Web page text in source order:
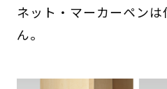
ネット・マーカーペン
ん。